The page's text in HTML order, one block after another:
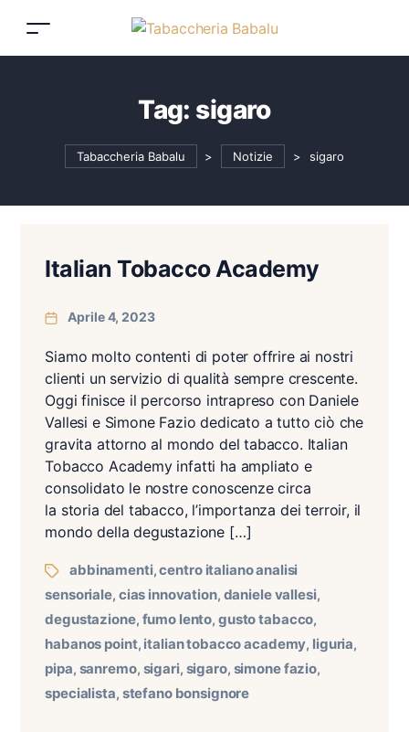
Tag: sigaro
Tabaccheria Babalu > Notizie > sigaro
Italian Tobacco Academy
Aprile 4, 2023
Siamo molto contenti di poter offrire ai nostri
clienti un servizio di qualità sempre crescente.
Oggi finisce il percorso intrapreso con Daniele
Vallesi e Simone Fazio dedicato a tutto ciò che
gravita attorno al mondo del tabacco. Italian
Tobacco Academy infatti ha ampliato e
consolidato le nostre conoscenze circa
la storia del tabacco, l’importanza dei terroir, il
mondo della degustazione […]
abbinamenti,centro italiano analisi
sensoriale, cias innovation, daniele vallesi,
degustazione, fumo lento,gusto tabacco,
habanos point, italian tobacco academy, liguria,
pipa, sanremo, sigari, sigaro, simone fazio,
specialista, stefano bonsignore